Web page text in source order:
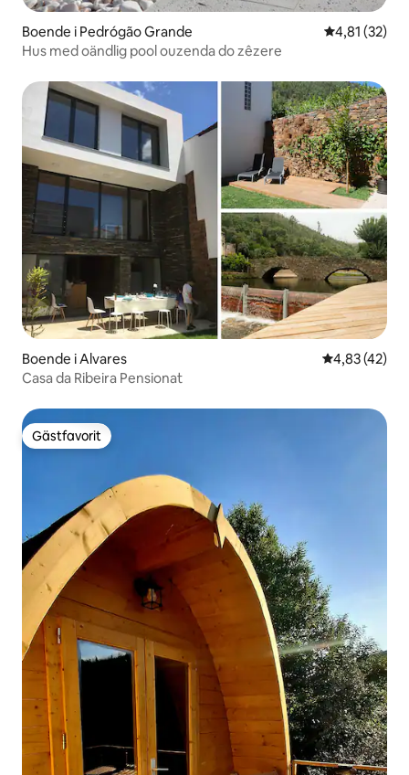
Boende i Pedrógão Grande 4,81 av 5 i
4,81 (32)
Hus med oändlig pool ouzenda do zêzere
Boende i Alvares 4,83 av 5 i
4,83 (42)
Casa da Ribeira Pensionat
Gästfavorit
Gästfavorit